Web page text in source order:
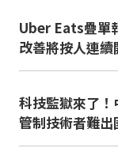
Uber Eats疊單
改善將按人連續
科技監獄來了
管制技術者難出